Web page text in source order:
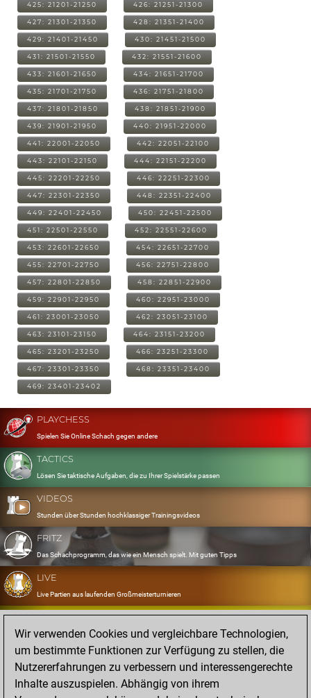
425: 21201-21250 426: 21251-21300
427: 21301-21350 428: 21351-21400
429: 21401-21450 430: 21451-21500
431: 21501-21550 432: 21551-21600
433: 21601-21650 434: 21651-21700
435: 21701-21750 436: 21751-21800
437: 21801-21850 438: 21851-21900
439: 21901-21950 440: 21951-22000
441: 22001-22050 442: 22051-22100
443: 22101-22150 444: 22151-22200
445: 22201-22250 446: 22251-22300
447: 22301-22350 448: 22351-22400
449: 22401-22450 450: 22451-22500
451: 22501-22550 452: 22551-22600
453: 22601-22650 454: 22651-22700
455: 22701-22750 456: 22751-22800
457: 22801-22850 458: 22851-22900
459: 22901-22950 460: 22951-23000
461: 23001-23050 462: 23051-23100
463: 23101-23150 464: 23151-23200
465: 23201-23250 466: 23251-23300
467: 23301-23350 468: 23351-23400
469: 23401-23402
PLAYCHESS
Spielen Sie Online Schach gegen andere
TACTICS
Lösen Sie taktische Aufgaben, die zu Ihrer Spielstärke passen
VIDEOS
Stunden über Stunden hochklassiger Trainingsvideos
FRITZ
Das Schachprogramm, das wie ein Mensch spielt. Mit guten Tipps
LIVE
Live Partien aus laufenden Großmeisterturnieren
OPENINGS
Erfassen und Üben Sie Ihr Eröffnungsrepertoire
DATABASE
Acht Millionen starke Partien
Wir verwenden Cookies und vergleichbare Technologien,
um bestimmte Funktionen zur Verfügung zu stellen, die
Nutzererfahrungen zu verbessern und interessengerechte
Inhalte auszuspielen. Abhängig von ihrem